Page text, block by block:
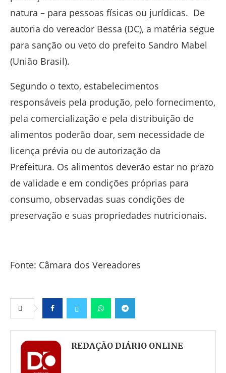
natura – para pessoas físicas ou jurídicas. De
autoria do vereador Bessa (DC), a matéria segue
para sanção ou veto do prefeito Sandro Mabel
(União Brasil).
Segundo o texto, estabelecimentos
responsáveis pela produção, pelo fornecimento,
pela comercialização e pela distribuição de
alimentos poderão doar, sem necessidade de
licença prévia ou de autorização da
Prefeitura. Os alimentos deverão estar no prazo
de validade e em condições próprias para
consumo, observadas suas condições de
preservação e suas propriedades nutricionais.
Fonte: Câmara dos Vereadores
FacebookTwitter WhatsappTelegram
REDAÇÃO DIÁRIO ONLINE